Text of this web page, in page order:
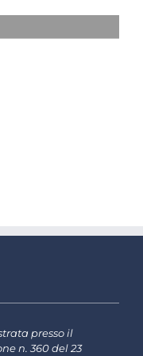
presso il
n. 360 del 23